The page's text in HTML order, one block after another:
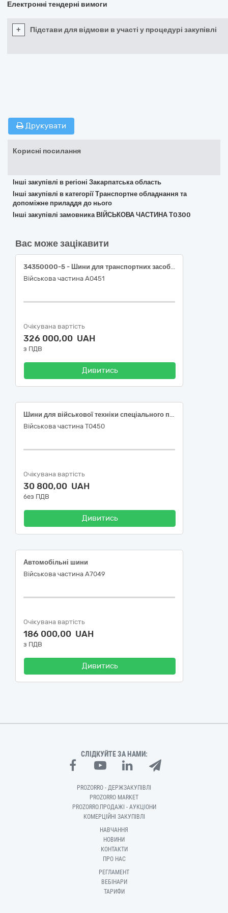
Електронні тендерні вимоги
+ Підстави для відмови в участі у процедурі закупівлі
Друкувати
Корисні посилання
Інші закупівлі в регіоні Закарпатська область
Інші закупівлі в категорії Транспортне обладнання та
допоміжне приладдя до нього
Інші закупівлі замовника ВІЙСЬКОВА ЧАСТИНА Т0300
Вас може зацікавити
34350000-5 - Шини для транспортних засобів великої та малої тоннажності
Військова частина А0451
Очікувана вартість
326 000,00 UAH
з ПДВ
Дивитись
Шини для військової техніки спеціального призначення
Військова частина Т0450
Очікувана вартість
30 800,00 UAH
без ПДВ
Дивитись
Автомобільні шини
Військова частина А7049
Очікувана вартість
186 000,00 UAH
з ПДВ
Дивитись
СЛІДКУЙТЕ ЗА НАМИ:
PROZORRO - ДЕРЖЗАКУПІВЛІ
PROZORRO MARKET
PROZORRO.ПРОДАЖІ - АУКЦІОНИ
КОМЕРЦІЙНІ ЗАКУПІВЛІ
НАВЧАННЯ
НОВИНИ
КОНТАКТИ
ПРО НАС
РЕГЛАМЕНТ
ВЕБІНАРИ
ТАРИФИ